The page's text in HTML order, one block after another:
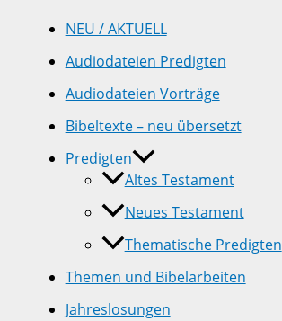
NEU / AKTUELL
Audiodateien Predigten
Audiodateien Vorträge
Bibeltexte – neu übersetzt
Predigten
Altes Testament
Neues Testament
Thematische Predigten
Themen und Bibelarbeiten
Jahreslosungen